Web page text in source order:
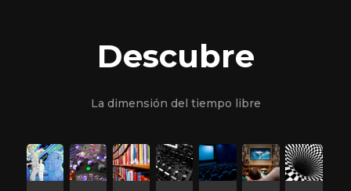
Descubre
La dimensión del tiempo libre